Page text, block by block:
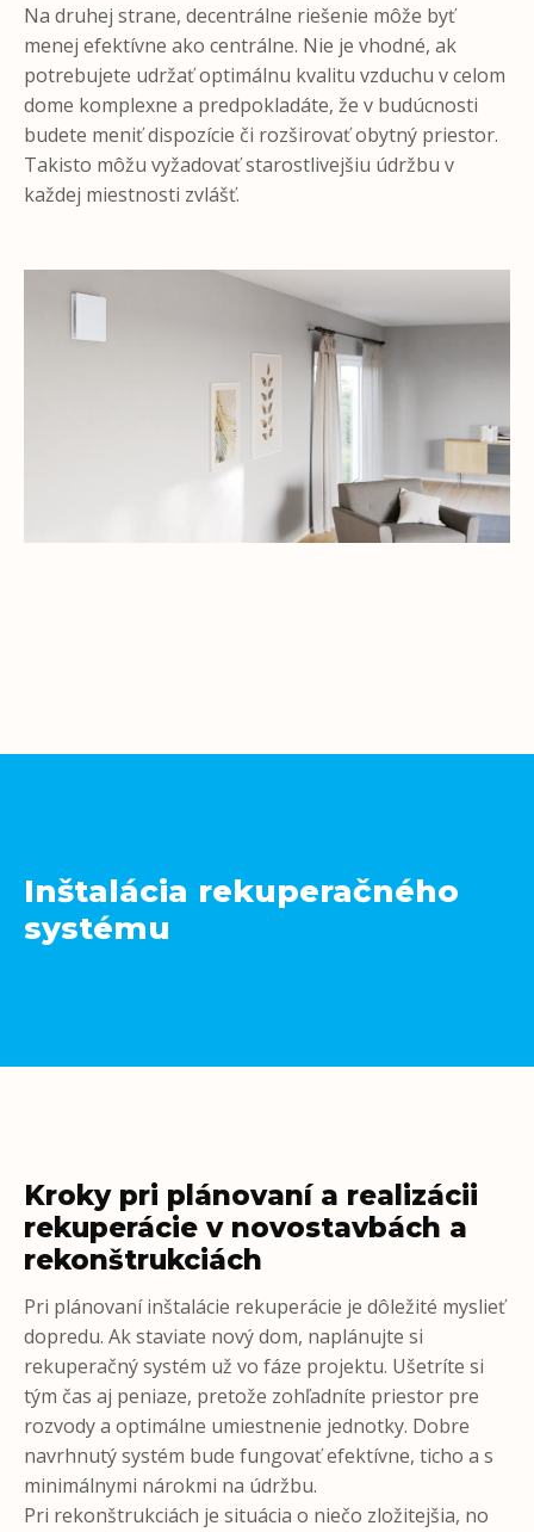
Na druhej strane, decentrálne riešenie môže byť
menej efektívne ako centrálne. Nie je vhodné, ak
potrebujete udržať optimálnu kvalitu vzduchu v celom
dome komplexne a predpokladáte, že v budúcnosti
budete meniť dispozície či rozširovať obytný priestor.
Takisto môžu vyžadovať starostlivejšiu údržbu v
každej miestnosti zvlášť.
Inštalácia rekuperačného
systému
Kroky pri plánovaní a realizácii
rekuperácie v novostavbách a
rekonštrukciách
Pri plánovaní inštalácie rekuperácie je dôležité myslieť
dopredu. Ak staviate nový dom, naplánujte si
rekuperačný systém už vo fáze projektu. Ušetríte si
tým čas aj peniaze, pretože zohľadníte priestor pre
rozvody a optimálne umiestnenie jednotky. Dobre
navrhnutý systém bude fungovať efektívne, ticho a s
minimálnymi nárokmi na údržbu.
Pri rekonštrukciách je situácia o niečo zložitejšia, no